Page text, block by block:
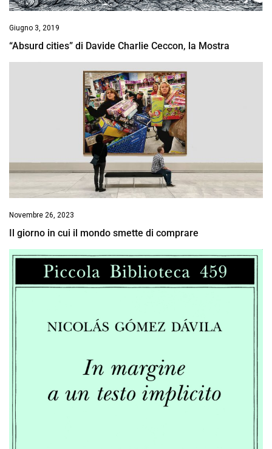
Giugno 3, 2019
“Absurd cities” di Davide Charlie Ceccon, la Mostra
Novembre 26, 2023
Il giorno in cui il mondo smette di comprare